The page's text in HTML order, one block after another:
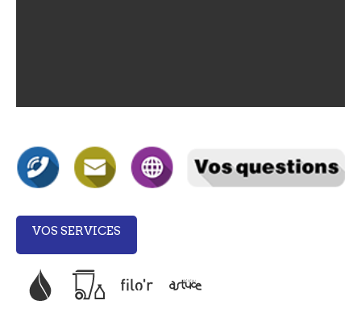
VOS SERVICES